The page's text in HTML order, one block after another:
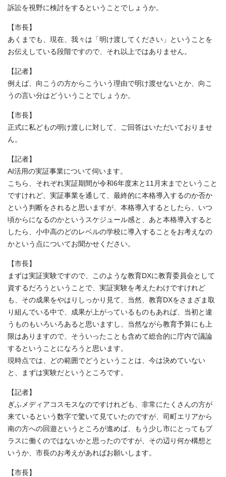
訴訟を視野に検討をするということでしょうか。
【市長】
あくまでも、現在、我々は「明け渡してください」ということを
お伝えしている段階ですので、それ以上ではありません。
【記者】
例えば、向こうの方からこういう理由で明け渡せないとか、向こ
うの言い分はどういうことでしょうか。
【市長】
正式に私どもの明け渡しに対して、ご回答はいただいておりませ
ん。
【記者】
AI活用の実証事業について伺います。
こちら、それぞれ実証期間が令和6年度末と11月末までということ
ですけれど、実証事業を通して、最終的に本格導入するのか否か
という判断をされると思いますが、本格導入するとしたら、いつ
頃からになるのかというスケジュール感と、あと本格導入すると
したら、小中高のどのレベルの学校に導入することをお考えなの
かという点についてお聞かせください。
【市長】
まずは実証実験ですので、このような教育DXに教育委員会として
資するだろうということで、実証実験を考えたわけですけれど
も、その成果をやはりしっかり見て、当然、教育DXをさまざま取
り組んでいる中で、成果が上がっているものもあれば、当初と違
うものもいろいろあると思いますし、当然ながら教育予算にも上
限はありますので、そういったことも含めて総合的に庁内で議論
するということになろうと思います。
現時点では、どの範囲でどうということは、今は決めていない
と、まずは実験だというところです。
【記者】
ぎふメディアコスモスなのですけれども、非常にたくさんの方が
来ているという数字で驚いて見ていたのですが、司町エリアから
南の方への回遊というところが進めば、もう少し市にとってもプ
ラスに働くのではないかと思ったのですが、その辺り何か構想と
いうか、市長のお考えがあればお願いします。
【市長】